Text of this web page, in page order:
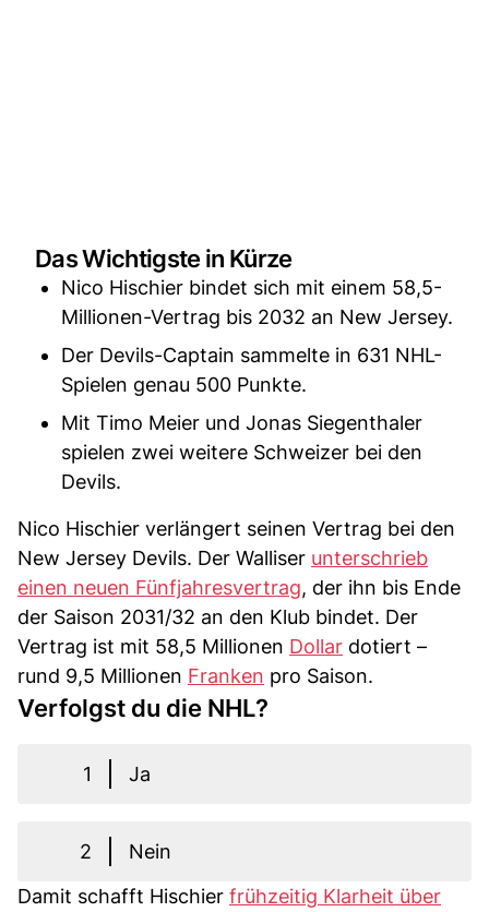
Das Wichtigste in Kürze
Nico Hischier bindet sich mit einem 58,5-
Millionen-Vertrag bis 2032 an New Jersey.
Der Devils-Captain sammelte in 631 NHL-
Spielen genau 500 Punkte.
Mit Timo Meier und Jonas Siegenthaler
spielen zwei weitere Schweizer bei den
Devils.
Nico Hischier verlängert seinen Vertrag bei den
New Jersey Devils. Der Walliser unterschrieb
einen neuen Fünfjahresvertrag, der ihn bis Ende
der Saison 2031/32 an den Klub bindet. Der
Vertrag ist mit 58,5 Millionen Dollar dotiert –
rund 9,5 Millionen Franken pro Saison.
Verfolgst du die NHL?
1 Ja
2
Nein
Damit schafft Hischier frühzeitig Klarheit über